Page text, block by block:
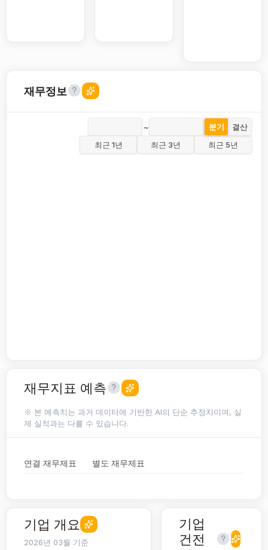
재무정보
~ 분기
결산
최근 1년
최근 3년 최근 5년
재무지표 예측
※ 본 예측치는 과거 데이터에 기반한 AI의 단순 추정치이며, 실
제 실적과는 다를 수 있습니다.
연결 재무제표 별도 재무제표
기업 개요
2026년 03월 기준
기업
건전